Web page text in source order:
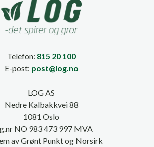
Telefon: 815 20 100
E-post: post@log.no
LOG AS
Nedre Kalbakkvei 88
1081 Oslo
NO 983 473 997 MVA
av Grønt Punkt og Norsirk